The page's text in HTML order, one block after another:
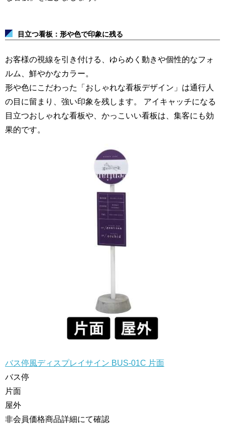
目立つ看板：形や色で印象に残る
お客様の視線を引き付ける、ゆらめく動きや個性的なフォ
ルム、鮮やかなカラー。
形や色にこだわった「おしゃれな看板デザイン」は通行人
の目に留まり、強い印象を残します。
アイキャッチになる
目立つおしゃれな看板や、かっこいい看板は、集客にも効
果的です。
バス停風ディスプレイサイン BUS-01C 片面
バス停
片面
屋外
非会員価格商品詳細にて確認